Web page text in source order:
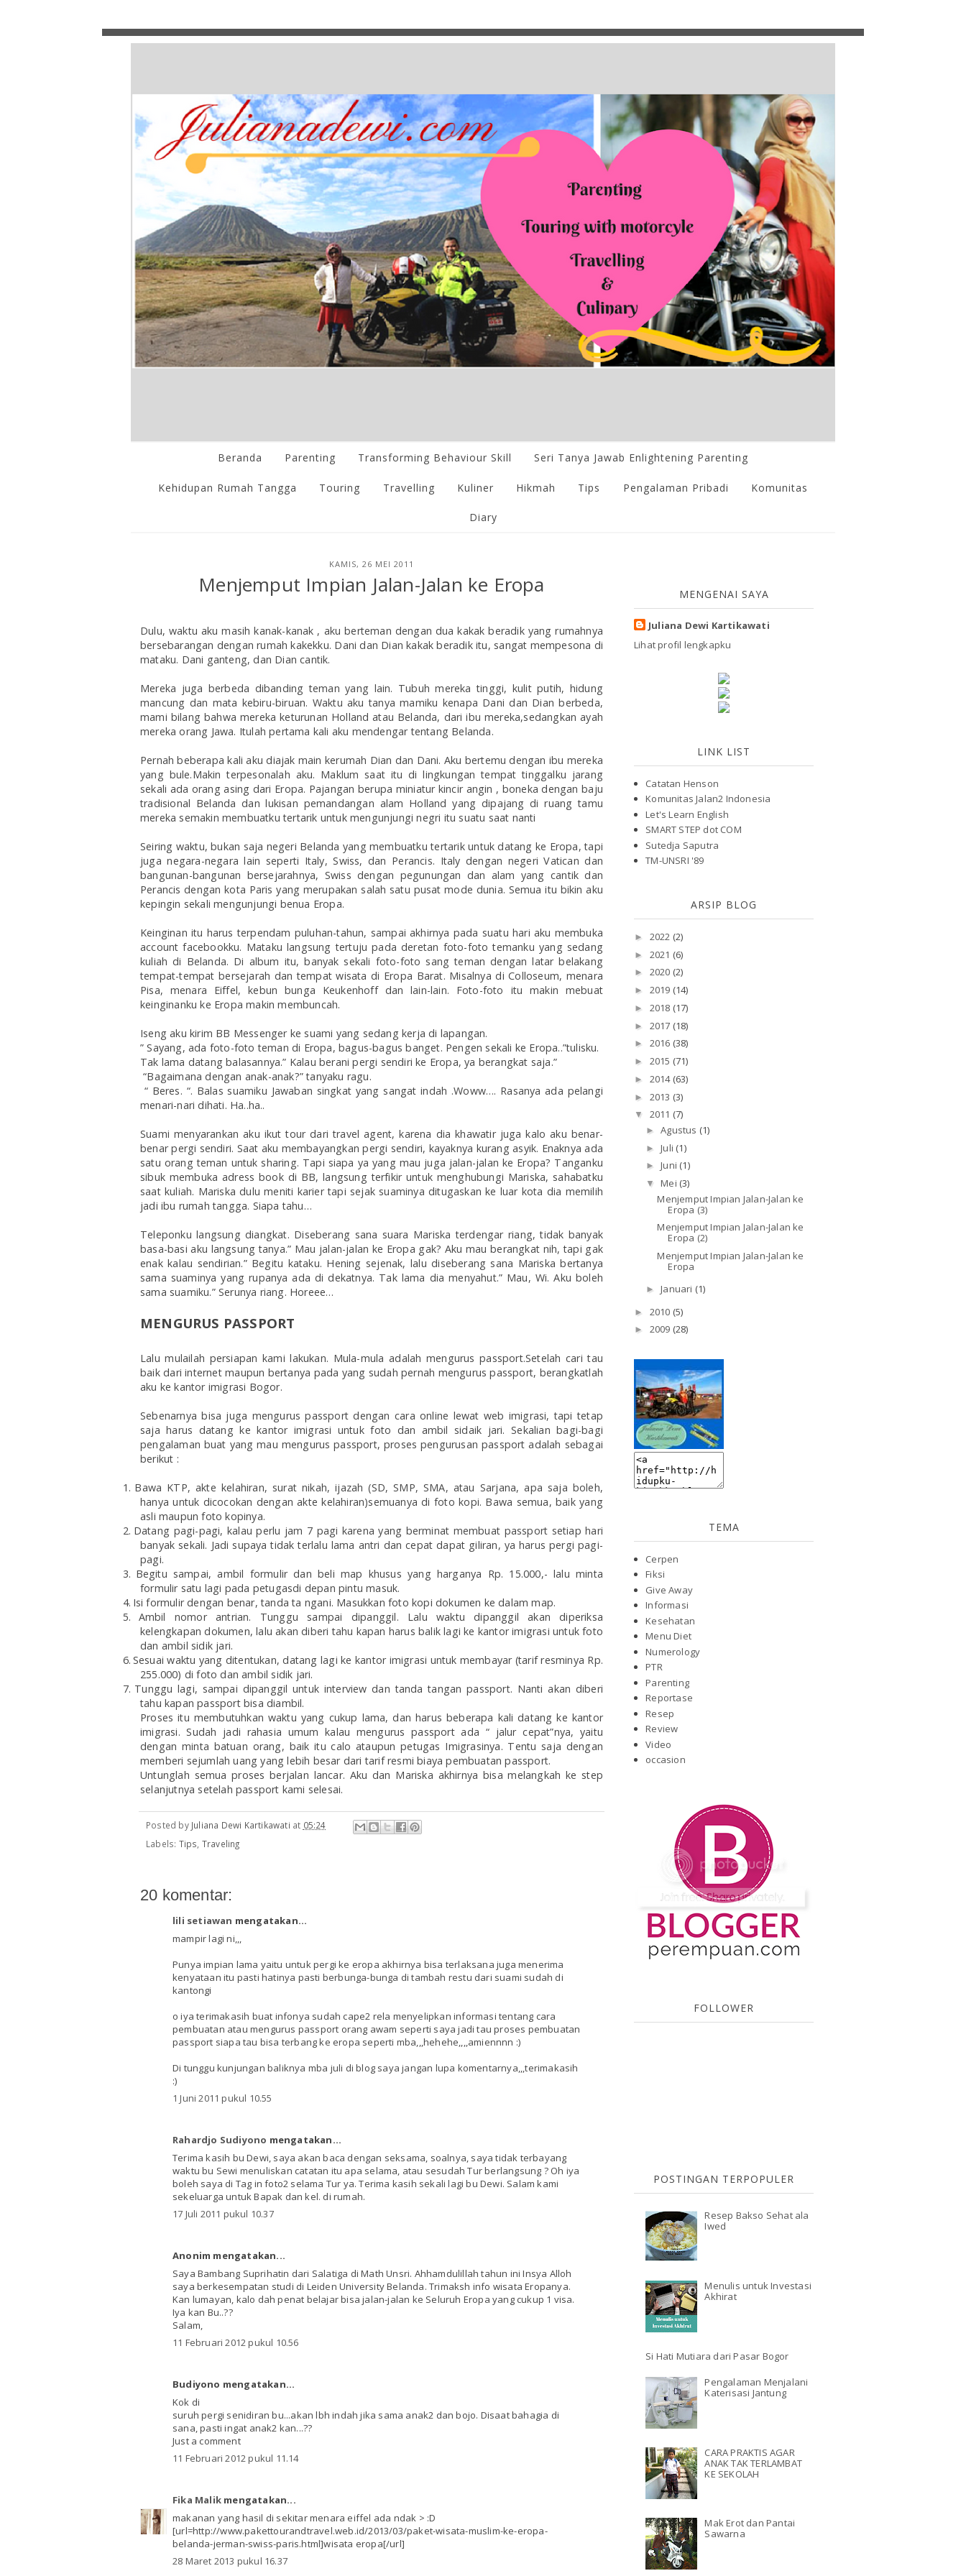
Beranda Parenting Transforming Behaviour Skill Seri Tanya Jawab Enlightening Parenting
Kehidupan Rumah Tangga Touring Travelling Kuliner Hikmah Tips Pengalaman Pribadi Komunitas
Diary
KAMIS, 26 MEI 2011
Menjemput Impian Jalan-Jalan ke Eropa
Dulu, waktu aku masih kanak-kanak , aku berteman dengan dua kakak beradik yang rumahnya
bersebarangan dengan rumah kakekku. Dani dan Dian kakak beradik itu, sangat mempesona di
mataku. Dani ganteng, dan Dian cantik.
Mereka juga berbeda dibanding teman yang lain. Tubuh mereka tinggi, kulit putih, hidung
mancung dan mata kebiru-biruan. Waktu aku tanya mamiku kenapa Dani dan Dian berbeda,
mami bilang bahwa mereka keturunan Holland atau Belanda, dari ibu mereka,sedangkan ayah
mereka orang Jawa. Itulah pertama kali aku mendengar tentang Belanda.
Pernah beberapa kali aku diajak main kerumah Dian dan Dani. Aku bertemu dengan ibu mereka
yang bule.Makin terpesonalah aku. Maklum saat itu di lingkungan tempat tinggalku jarang
sekali ada orang asing dari Eropa. Pajangan berupa miniatur kincir angin , boneka dengan baju
tradisional Belanda dan lukisan pemandangan alam Holland yang dipajang di ruang tamu
mereka semakin membuatku tertarik untuk mengunjungi negri itu suatu saat nanti
Seiring waktu, bukan saja negeri Belanda yang membuatku tertarik untuk datang ke Eropa, tapi
juga negara-negara lain seperti Italy, Swiss, dan Perancis. Italy dengan negeri Vatican dan
bangunan-bangunan bersejarahnya, Swiss dengan pegunungan dan alam yang cantik dan
Perancis dengan kota Paris yang merupakan salah satu pusat mode dunia. Semua itu bikin aku
kepingin sekali mengunjungi benua Eropa.
Keinginan itu harus terpendam puluhan-tahun, sampai akhirnya pada suatu hari aku membuka
account facebookku. Mataku langsung tertuju pada deretan foto-foto temanku yang sedang
kuliah di Belanda. Di album itu, banyak sekali foto-foto sang teman dengan latar belakang
tempat-tempat bersejarah dan tempat wisata di Eropa Barat. Misalnya di Colloseum, menara
Pisa, menara Eiffel, kebun bunga Keukenhoff dan lain-lain. Foto-foto itu makin mebuat
keinginanku ke Eropa makin membuncah.
Iseng aku kirim BB Messenger ke suami yang sedang kerja di lapangan.
” Sayang, ada foto-foto teman di Eropa, bagus-bagus banget. Pengen sekali ke Eropa..”tulisku.
Tak lama datang balasannya.” Kalau berani pergi sendiri ke Eropa, ya berangkat saja.”
“Bagaimana dengan anak-anak?” tanyaku ragu.
“ Beres. “. Balas suamiku Jawaban singkat yang sangat indah .Woww…. Rasanya ada pelangi
menari-nari dihati. Ha..ha..
Suami menyarankan aku ikut tour dari travel agent, karena dia khawatir juga kalo aku benar-
benar pergi sendiri. Saat aku membayangkan pergi sendiri, kayaknya kurang asyik. Enaknya ada
satu orang teman untuk sharing. Tapi siapa ya yang mau juga jalan-jalan ke Eropa? Tanganku
sibuk membuka adress book di BB, langsung terfikir untuk menghubungi Mariska, sahabatku
saat kuliah. Mariska dulu meniti karier tapi sejak suaminya ditugaskan ke luar kota dia memilih
jadi ibu rumah tangga. Siapa tahu…
Teleponku langsung diangkat. Diseberang sana suara Mariska terdengar riang, tidak banyak
basa-basi aku langsung tanya.” Mau jalan-jalan ke Eropa gak? Aku mau berangkat nih, tapi gak
enak kalau sendirian.” Begitu kataku. Hening sejenak, lalu diseberang sana Mariska bertanya
sama suaminya yang rupanya ada di dekatnya. Tak lama dia menyahut.” Mau, Wi. Aku boleh
sama suamiku.” Serunya riang. Horeee…
MENGURUS PASSPORT
Lalu mulailah persiapan kami lakukan. Mula-mula adalah mengurus passport.Setelah cari tau
baik dari internet maupun bertanya pada yang sudah pernah mengurus passport, berangkatlah
aku ke kantor imigrasi Bogor.
Sebenarnya bisa juga mengurus passport dengan cara online lewat web imigrasi, tapi tetap
saja harus datang ke kantor imigrasi untuk foto dan ambil sidaik jari.Sekalian bagi-bagi
pengalaman buat yang mau mengurus passport, proses pengurusan passport adalah sebagai
berikut :
1. Bawa KTP, akte kelahiran, surat nikah, ijazah (SD, SMP, SMA, atau Sarjana, apa saja boleh,
hanya untuk dicocokan dengan akte kelahiran)semuanya di foto kopi. Bawa semua, baik yang
asli maupun foto kopinya.
2. Datang pagi-pagi, kalau perlu jam 7 pagi karena yang berminat membuat passport setiap hari
banyak sekali. Jadi supaya tidak terlalu lama antri dan cepat dapat giliran, ya harus pergi pagi-
pagi.
3. Begitu sampai, ambil formulir dan beli map khusus yang harganya Rp. 15.000,- lalu minta
formulir satu lagi pada petugasdi depan pintu masuk.
4. Isi formulir dengan benar, tanda ta ngani. Masukkan foto kopi dokumen ke dalam map.
5.
Ambil nomor antrian. Tunggu sampai dipanggil. Lalu waktu dipanggil akan diperiksa
kelengkapan dokumen, lalu akan diberi tahu kapan harus balik lagi ke kantor imigrasi untuk foto
dan ambil sidik jari.
6. Sesuai waktu yang ditentukan, datang lagi ke kantor imigrasi untuk membayar (tarif resminya Rp.
255.000) di foto dan ambil sidik jari.
7. Tunggu lagi, sampai dipanggil untuk interview dan tanda tangan passport. Nanti akan diberi
tahu kapan passport bisa diambil.
Proses itu membutuhkan waktu yang cukup lama, dan harus beberapa kali datang ke kantor
imigrasi. Sudah jadi rahasia umum kalau mengurus passport ada “ jalur cepat”nya, yaitu
dengan minta batuan orang, baik itu calo ataupun petugas Imigrasinya. Tentu saja dengan
memberi sejumlah uang yang lebih besar dari tarif resmi biaya pembuatan passport.
Untunglah semua proses berjalan lancar. Aku dan Mariska akhirnya bisa melangkah ke step
selanjutnya setelah passport kami selesai.
Posted by Juliana Dewi Kartikawati at 05:24
Labels: Tips Traveling
20 komentar:
lili setiawan mengatakan...
mampir lagi ni,,,
Punya impian lama yaitu untuk pergi ke eropa akhirnya bisa terlaksana juga menerima
kenyataan itu pasti hatinya pasti berbunga-bunga di tambah restu dari suami sudah di
kantongi
o iya terimakasih buat infonya sudah cape2 rela menyelipkan informasi tentang cara
pembuatan atau mengurus passport orang awam seperti saya jadi tau proses pembuatan
passport siapa tau bisa terbang ke eropa seperti mba,,,hehehe,,,,amiennnn :)
Di tunggu kunjungan baliknya mba juli di blog saya jangan lupa komentarnya,,,terimakasih
:)
1 Juni 2011 pukul 10.55
Rahardjo Sudiyono mengatakan...
Terima kasih bu Dewi, saya akan baca dengan seksama, soalnya, saya tidak terbayang
waktu bu Sewi menuliskan catatan itu apa selama, atau sesudah Tur berlangsung ? Oh iya
boleh saya di Tag in foto2 selama Tur ya. Terima kasih sekali lagi bu Dewi. Salam kami
sekeluarga untuk Bapak dan kel. di rumah.
17 Juli 2011 pukul 10.37
Anonim mengatakan...
Saya Bambang Suprihatin dari Salatiga di Math Unsri. Ahhamdulillah tahun ini Insya Alloh
saya berkesempatan studi di Leiden University Belanda. Trimaksh info wisata Eropanya.
Kan lumayan, kalo dah penat belajar bisa jalan-jalan ke Seluruh Eropa yang cukup 1 visa.
Iya kan Bu..??
Salam,
11 Februari 2012 pukul 10.56
Budiyono mengatakan...
Kok di
suruh pergi senidiran bu...akan lbh indah jika sama anak2 dan bojo. Disaat bahagia di
sana, pasti ingat anak2 kan...??
Just a comment
11 Februari 2012 pukul 11.14
Fika Malik mengatakan...
makanan yang hasil di sekitar menara eiffel ada ndak > :D
[url=http://www.pakettourandtravel.web.id/2013/03/paket-wisata-muslim-ke-eropa-
belanda-jerman-swiss-paris.html]wisata eropa[/url]
28 Maret 2013 pukul 16.37
MENGENAI SAYA
Juliana Dewi Kartikawati
Lihat profil lengkapku
LINK LIST
Catatan Henson
Komunitas Jalan2 Indonesia
Let's Learn English
SMART STEP dot COM
Sutedja Saputra
TM-UNSRI '89
ARSIP BLOG
► 2022 (2)
► 2021 (6)
► 2020 (2)
► 2019 (14)
► 2018 (17)
► 2017 (18)
► 2016 (38)
► 2015 (71)
► 2014 (63)
► 2013 (3)
▼ 2011 (7)
►Agustus (1)
►Juli (1)
►Juni (1)
▼Mei (3)
Menjemput Impian Jalan-Jalan ke
Eropa (3)
Menjemput Impian Jalan-Jalan ke
Eropa (2)
Menjemput Impian Jalan-Jalan ke
Eropa
►Januari (1)
► 2010 (5)
► 2009 (28)
TEMA
Cerpen
Fiksi
Give Away
Informasi
Kesehatan
Menu Diet
Numerology
PTR
Parenting
Reportase
Resep
Review
Video
occasion
FOLLOWER
POSTINGAN TERPOPULER
Resep Bakso Sehat ala
Iwed
Menulis untuk Investasi
Akhirat
Si Hati Mutiara dari Pasar Bogor
Pengalaman Menjalani
Katerisasi Jantung
CARA PRAKTIS AGAR
ANAK TAK TERLAMBAT
KE SEKOLAH
Mak Erot dan Pantai
Sawarna